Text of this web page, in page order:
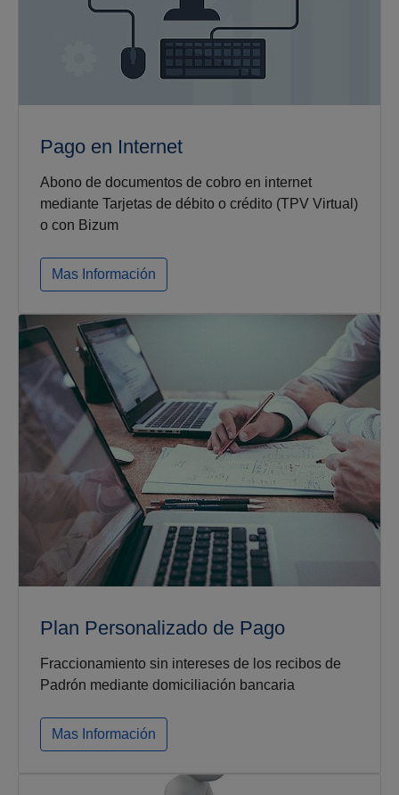
Pago en Internet
Abono de documentos de cobro en internet
mediante Tarjetas de débito o crédito (TPV Virtual)
o con Bizum
Mas Información
Plan Personalizado de Pago
Fraccionamiento sin intereses de los recibos de
Padrón mediante domiciliación bancaria
Mas Información